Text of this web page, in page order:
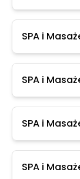
SPA i
SPA i
SPA i
SPA i